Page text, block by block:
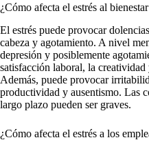
¿Cómo afecta el estrés al
El estrés puede provocar
cabeza y agotamiento. A nivel
depresión y posiblemente
satisfacción laboral, la creatividad
Además, puede provocar
productividad y ausentismo. Las
largo plazo pueden ser graves.
¿Cómo afecta el estrés a los